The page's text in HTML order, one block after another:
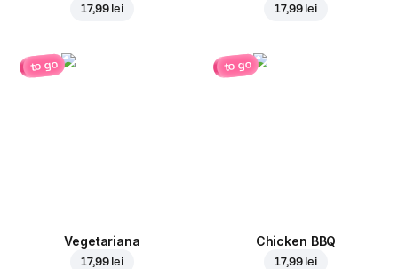
17,99 lei 17,99 lei
to go
Vegetariana
17,99 lei
to go
Chicken BBQ
17,99 lei